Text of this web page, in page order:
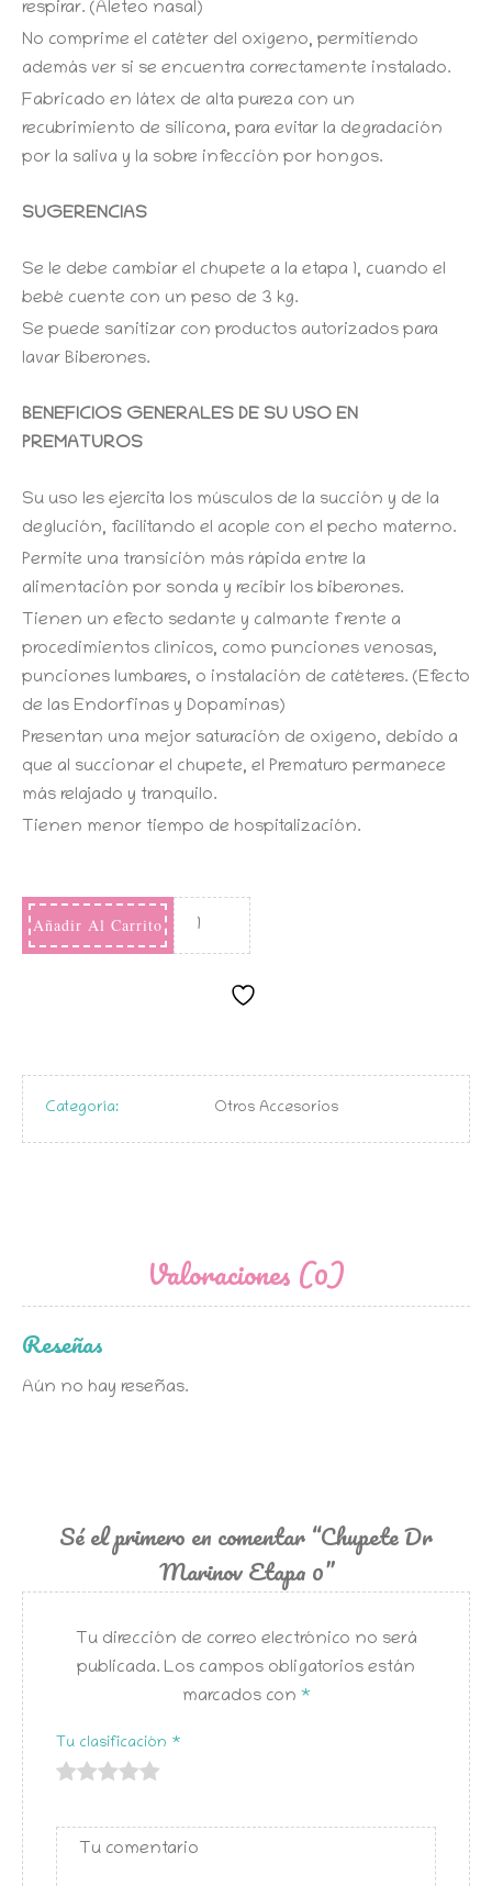
respirar. (Aleteo nasal)
No comprime el catéter del oxígeno, permitiendo
además ver si se encuentra correctamente instalado.
Fabricado en látex de alta pureza con un
recubrimiento de silicona, para evitar la degradación
por la saliva y la sobre infección por hongos.
SUGERENCIAS
Se le debe cambiar el chupete a la etapa 1, cuando el
bebé cuente con un peso de 3 kg.
Se puede sanitizar con productos autorizados para
lavar Biberones.
BENEFICIOS GENERALES DE SU USO EN
PREMATUROS
Su uso les ejercita los músculos de la succión y de la
deglución, facilitando el acople con el pecho materno.
Permite una transición más rápida entre la
alimentación por sonda y recibir los biberones.
Tienen un efecto sedante y calmante frente a
procedimientos clínicos, como punciones venosas,
punciones lumbares, o instalación de catéteres. (Efecto
de las Endorfinas y Dopaminas)
Presentan una mejor saturación de oxígeno, debido a
que al succionar el chupete, el Prematuro permanece
más relajado y tranquilo.
Tienen menor tiempo de hospitalización.
Añadir Al Carrito
Categoría: Otros Accesorios
Valoraciones (0)
Reseñas
Aún no hay reseñas.
Sé el primero en comentar “Chupete Dr
Marinov Etapa 0”
Tu dirección de correo electrónico no será
publicada. Los campos obligatorios están
marcados con *
Tu clasificación *
5
estrellas
estrellas
estrellas
estrellas
estrellas